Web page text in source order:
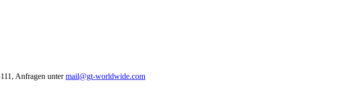
Anfragen untermail@gt-worldwide.com